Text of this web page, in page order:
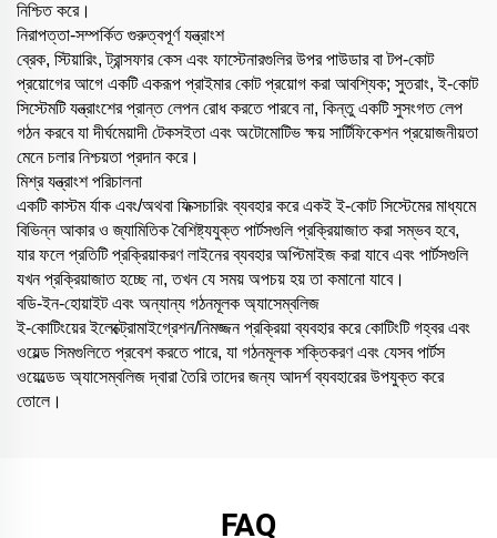
নিশ্চিত করে।
নিরাপত্তা-সম্পর্কিত গুরুত্বপূর্ণ যন্ত্রাংশ
ব্রেক, স্টিয়ারিং, ট্রান্সফার কেস এবং ফাস্টেনারগুলির উপর পাউডার বা টপ-কোট
প্রয়োগের আগে একটি একরূপ প্রাইমার কোট প্রয়োগ করা আবশ্যিক; সুতরাং, ই-কোট
সিস্টেমটি যন্ত্রাংশের প্রান্ত লেপন রোধ করতে পারবে না, কিন্তু একটি সুসংগত লেপ
গঠন করবে যা দীর্ঘমেয়াদী টেকসইতা এবং অটোমোটিভ ক্ষয় সার্টিফিকেশন প্রয়োজনীয়তা
মেনে চলার নিশ্চয়তা প্রদান করে।
মিশ্র যন্ত্রাংশ পরিচালনা
একটি কাস্টম র্যাক এবং/অথবা ফিক্সচারিং ব্যবহার করে একই ই-কোট সিস্টেমের মাধ্যমে
বিভিন্ন আকার ও জ্যামিতিক বৈশিষ্ট্যযুক্ত পার্টসগুলি প্রক্রিয়াজাত করা সম্ভব হবে,
যার ফলে প্রতিটি প্রক্রিয়াকরণ লাইনের ব্যবহার অপ্টিমাইজ করা যাবে এবং পার্টসগুলি
যখন প্রক্রিয়াজাত হচ্ছে না, তখন যে সময় অপচয় হয় তা কমানো যাবে।
বডি-ইন-হোয়াইট এবং অন্যান্য গঠনমূলক অ্যাসেম্বলিজ
ই-কোটিংয়ের ইলেক্ট্রোমাইগ্রেশন/নিমজ্জন প্রক্রিয়া ব্যবহার করে কোটিংটি গহ্বর এবং
ওয়েল্ড সিমগুলিতে প্রবেশ করতে পারে, যা গঠনমূলক শক্তিকরণ এবং যেসব পার্টস
ওয়েল্ডেড অ্যাসেম্বলিজ দ্বারা তৈরি তাদের জন্য আদর্শ ব্যবহারের উপযুক্ত করে
তোলে।
FAQ